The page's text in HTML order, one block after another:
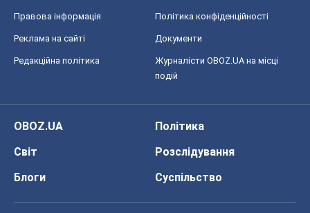
Правова інформація Політика конфіденційності
Реклама на сайті Документи
Редакційна політика
Журналісти OBOZ.UA на місці
подій
OBOZ.UA
Політика
Світ
Розслідування
Блоги
Суспільство